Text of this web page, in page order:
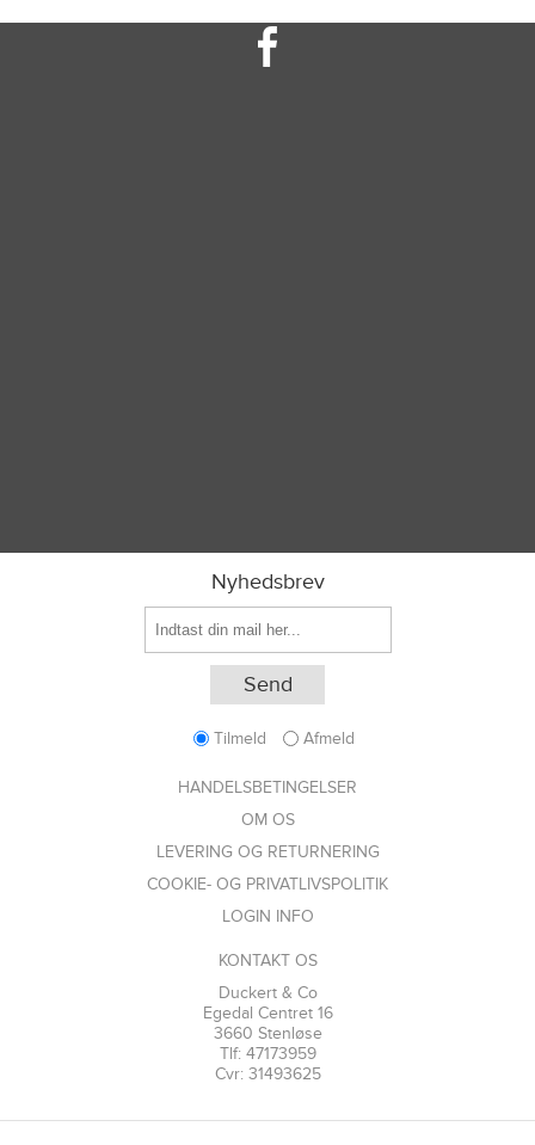
Nyhedsbrev
Tilmeld Afmeld
HANDELSBETINGELSER
OM OS
LEVERING OG RETURNERING
COOKIE- OG PRIVATLIVSPOLITIK
LOGIN INFO
KONTAKT OS
Duckert & Co
Egedal Centret 16
3660 Stenløse
Tlf: 47173959
Cvr: 31493625